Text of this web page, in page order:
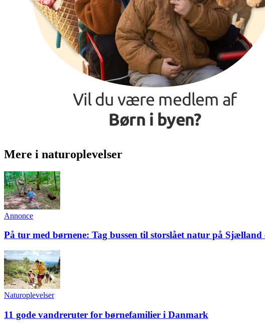
Mere i naturoplevelser
Annonce
På tur med børnene: Tag bussen til storslået natur på Sjælland
Naturoplevelser
11 gode vandreruter for børnefamilier i Danmark